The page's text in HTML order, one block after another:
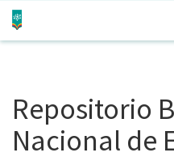
Repositorio
Nacional de